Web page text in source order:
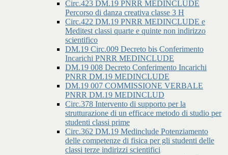
Circ.423 DM.19 PNRR MEDINCLUDE
Percorso di danza creativa classe 3 H
Circ.422 DM.19 PNRR MEDINCLUDE e
Meditest classi quarte e quinte non indirizzo
scientifico
DM.19 Circ.009 Decreto bis Conferimento
Incarichi PNRR MEDINCLUDE
DM.19 008 Decreto Conferimento Incarichi
PNRR DM.19 MEDINCLUDE
DM.19 007 COMMISSIONE VERBALE
PNRR DM.19 MEDINCLUD
Circ.378 Intervento di supporto per la
strutturazione di un efficace metodo di studio per
studenti classi prime
Circ.362 DM.19 Medinclude Potenziamento
delle competenze di fisica per gli studenti delle
classi terze indirizzi scientifici